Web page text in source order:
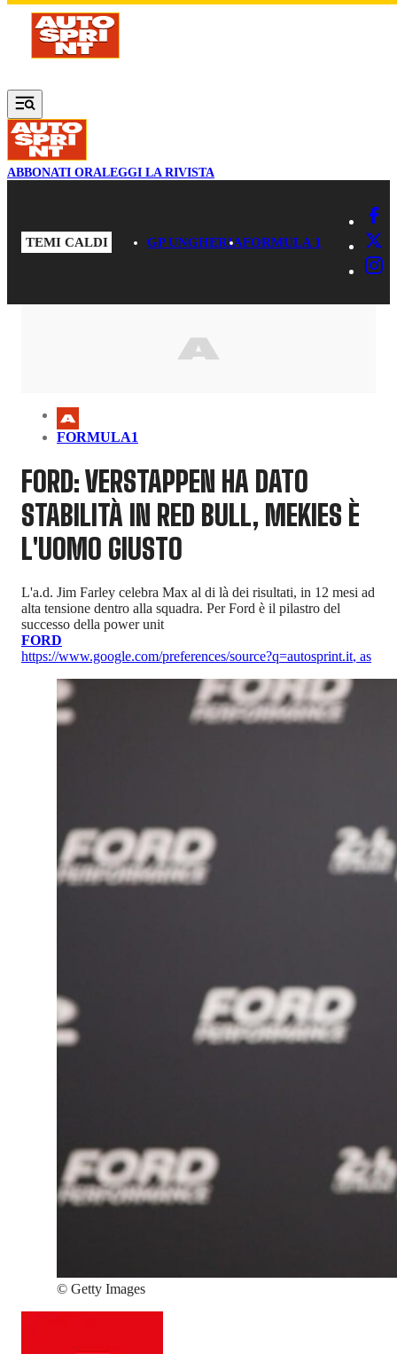
Vai al contenuto principale
ABBONATI ORALEGGI LA RIVISTA
TEMI CALDI GP UNGHERIAFORMULA 1
FORMULA1
FORD: VERSTAPPEN HA DATO
STABILITÀ IN RED BULL, MEKIES È
L'UOMO GIUSTO
L'a.d. Jim Farley celebra Max al di là dei risultati, in 12 mesi ad
alta tensione dentro alla squadra. Per Ford è il pilastro del
successo della power unit
FORD
https://www.google.com/preferences/source?q=autosprint.it, as
© Getty Images